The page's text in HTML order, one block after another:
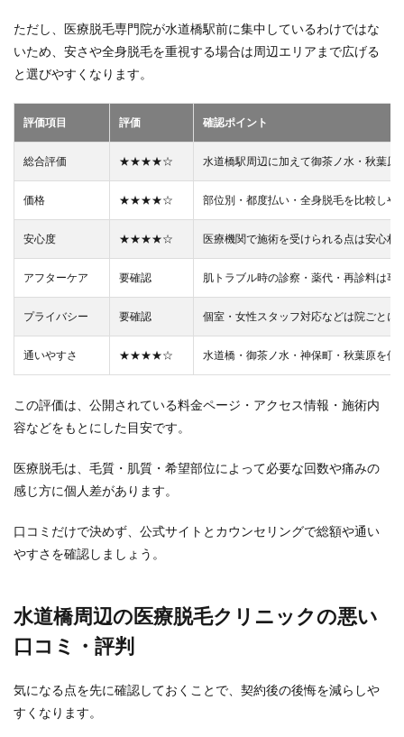
ただし、医療脱毛専門院が水道橋駅前に集中しているわけではな
いため、安さや全身脱毛を重視する場合は周辺エリアまで広げる
と選びやすくなります。
評価項目 評価 確認ポイント
総合評価 ★★★★☆ 水道橋駅周辺に加えて御茶ノ水・秋葉原
価格 ★★★★☆ 部位別・都度払い・全身脱毛を比較しや
安心度 ★★★★☆ 医療機関で施術を受けられる点は安心材
アフターケア 要確認 肌トラブル時の診察・薬代・再診料は事
プライバシー 要確認 個室・女性スタッフ対応などは院ごとに
通いやすさ ★★★★☆ 水道橋・御茶ノ水・神保町・秋葉原を使
この評価は、公開されている料金ページ・アクセス情報・施術内
容などをもとにした目安です。
医療脱毛は、毛質・肌質・希望部位によって必要な回数や痛みの
感じ方に個人差があります。
口コミだけで決めず、公式サイトとカウンセリングで総額や通い
やすさを確認しましょう。
水道橋周辺の医療脱毛クリニックの悪い
口コミ・評判
気になる点を先に確認しておくことで、契約後の後悔を減らしや
すくなります。